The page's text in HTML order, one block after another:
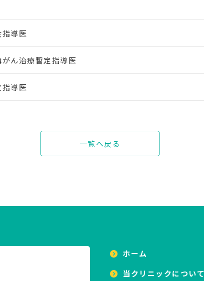
導医
ん治療暫定指導医
導医
一覧へ戻る
ホーム
当クリニックについて